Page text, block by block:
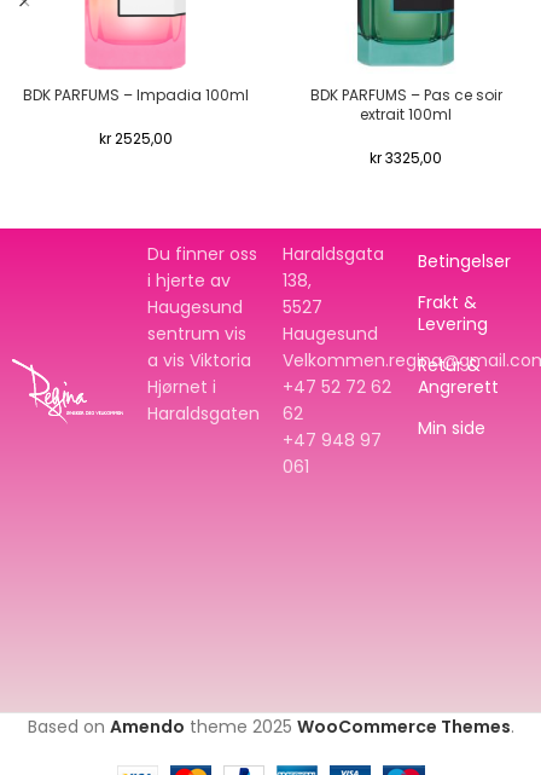
BDK PARFUMS – Impadia 100ml
kr2525,00
BDK PARFUMS – Pas ce soir
extrait 100ml
kr3325,00
Du finner oss
i hjerte av
Haugesund
sentrum vis
a vis Viktoria
Hjørnet i
Haraldsgaten
Haraldsgata
138,
5527
Haugesund
+47 52 72 62
62
+47 948 97
061
Betingelser
Frakt &
Levering
Retur &
Angrerett
Min side
Based on Amendo theme 2025 WooCommerce Themes.